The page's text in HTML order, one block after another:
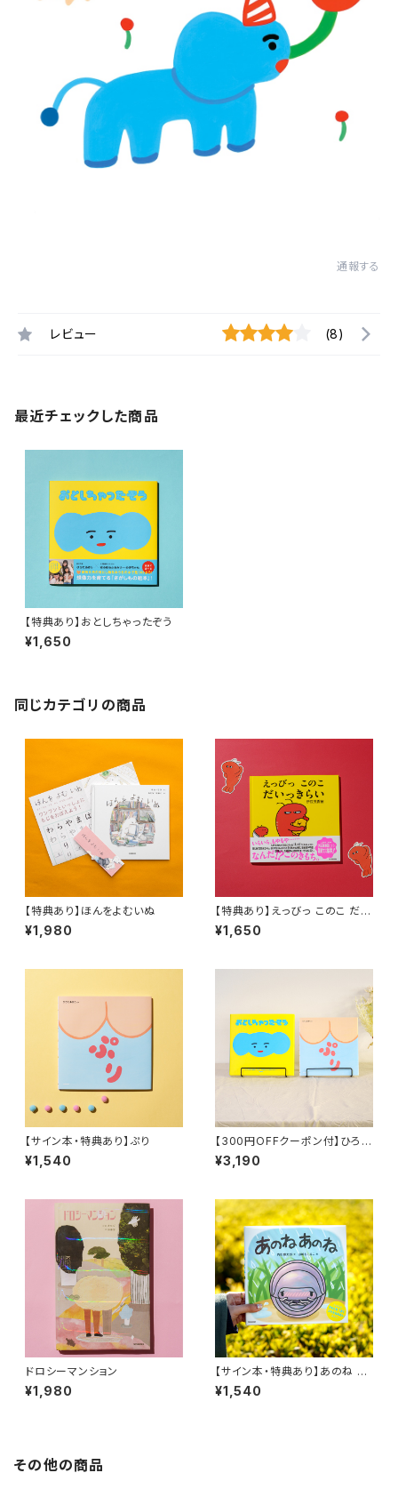
通報する
レビュー (8)
最近チェックした商品
【特典あり】おとしちゃったぞう
¥1,650
同じカテゴリの商品
【特典あり】ほんをよむいぬ
¥1,980
【特典あり】えっびっ このこ だい
っきらい
¥1,650
【サイン本・特典あり】ぷり
¥1,540
【300円OFFクーポン付】ひろた
あきら『おとしちゃったぞう』『ぷ
り』セット
¥3,190
ドロシーマンション
¥1,980
【サイン本・特典あり】あのね あ
のね
¥1,540
その他の商品